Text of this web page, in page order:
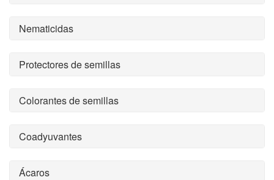
Nematicidas
Protectores de semillas
Colorantes de semillas
Coadyuvantes
Ácaros